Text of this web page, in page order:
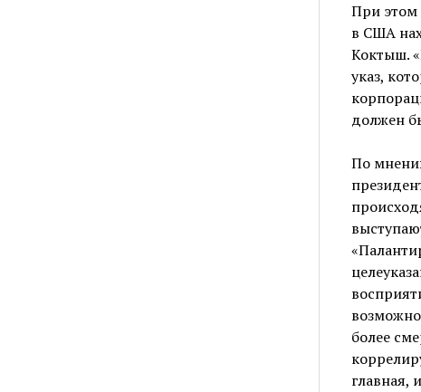
При этом
в США
Коктыш.
указ,
должен
По
более
главная,